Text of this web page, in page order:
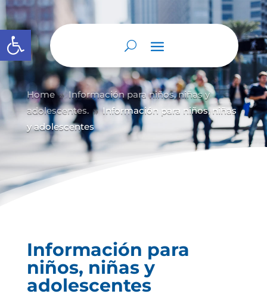
Abrir barra de herramientas
Home 9 Información para niños, niñas y
adolescentes. 9 Información para niños, niñas
y adolescentes
Información para
niños, niñas y
adolescentes